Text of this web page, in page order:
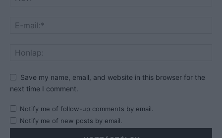
Save my name, email, and website in this browser for the
next time I comment.
Notify me of follow-up comments by email.
Notify me of new posts by email.